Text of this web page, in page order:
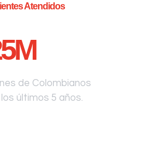
Atendidos
M
de Colombianos
últimos 5 años.